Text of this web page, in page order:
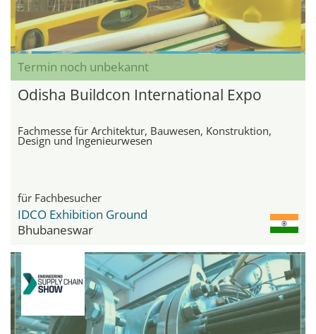
Termin noch unbekannt
Odisha Buildcon International Expo
Fachmesse für Architektur, Bauwesen, Konstruktion,
Design und Ingenieurwesen
für Fachbesucher
IDCO Exhibition Ground
Bhubaneswar